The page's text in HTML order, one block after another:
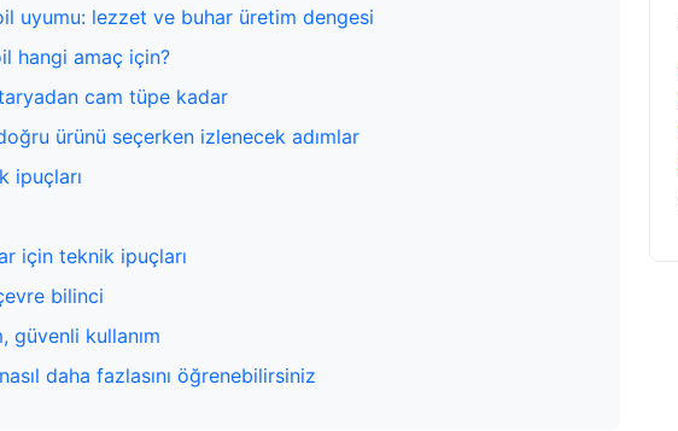
uyumu: lezzet ve buhar üretim dengesi
hangi amaç için?
cam tüpe kadar
ürünü seçerken izlenecek adımlar
ipuçları
için teknik ipuçları
bilinci
güvenli kullanım
daha fazlasını öğrenebilirsiniz